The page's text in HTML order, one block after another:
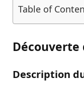
Table of
Découverte
Description